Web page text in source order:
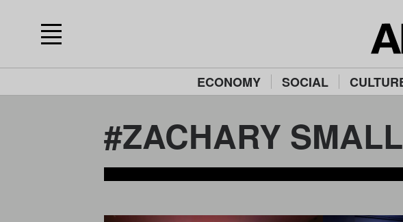
ECONOMY SOCIAL
#ZACHARY SMALL